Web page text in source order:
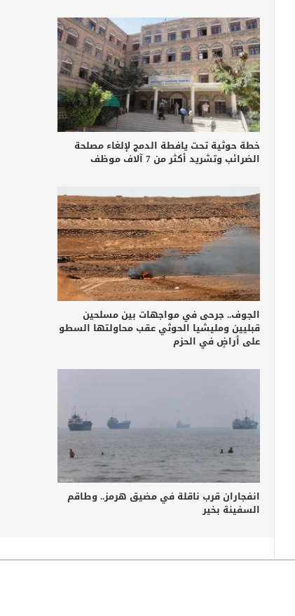
خطة حوثية تحت يافطة الدمج لإلغاء مصلحة
الضرائب وتشريد أكثر من 7 آلاف موظف
الجوف.. جرحى في مواجهات بين مسلحين
قبليين ومليشيا الحوثي عقب محاولتها السطو
على أراضٍ في الحزم
انفجاران قرب ناقلة في مضيق هرمز.. وطاقم
السفينة بخير